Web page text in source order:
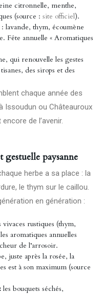
citronnelle, menthe,
(source : site officiel).
lavande, thym, écoumène
Fête annuelle « Aromatiques
qui renouvelle les gestes
des sirops et des
chaque année des
Issoudun ou Châteauroux
de l’avenir.
paysanne
herbe a sa place : la
le thym sur le caillou.
en génération :
vivaces rustiques (thym,
aromatiques annuelles
de l’arrosoir.
juste après la rosée, la
est à son maximum (source
les bouquets séchés,